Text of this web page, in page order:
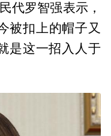
代罗智强表示，
被扣上的帽子又
是这一招入人于